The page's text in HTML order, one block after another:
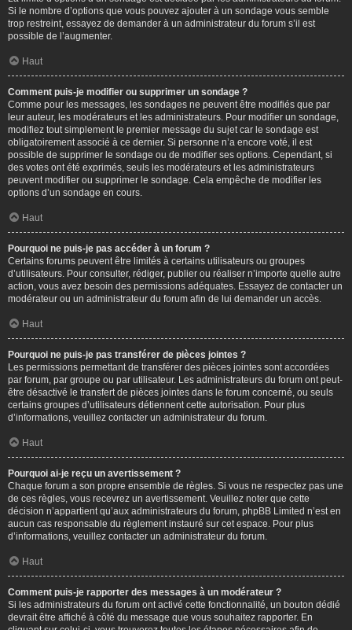
Si le nombre d’options que vous pouvez ajouter à un sondage vous semble
trop restreint, essayez de demander à un administrateur du forum s’il est
possible de l’augmenter.
Haut
Comment puis-je modifier ou supprimer un sondage ?
Comme pour les messages, les sondages ne peuvent être modifiés que par
leur auteur, les modérateurs et les administrateurs. Pour modifier un sondage,
modifiez tout simplement le premier message du sujet car le sondage est
obligatoirement associé à ce dernier. Si personne n’a encore voté, il est
possible de supprimer le sondage ou de modifier ses options. Cependant, si
des votes ont été exprimés, seuls les modérateurs et les administrateurs
peuvent modifier ou supprimer le sondage. Cela empêche de modifier les
options d’un sondage en cours.
Haut
Pourquoi ne puis-je pas accéder à un forum ?
Certains forums peuvent être limités à certains utilisateurs ou groupes
d’utilisateurs. Pour consulter, rédiger, publier ou réaliser n’importe quelle autre
action, vous avez besoin des permissions adéquates. Essayez de contacter un
modérateur ou un administrateur du forum afin de lui demander un accès.
Haut
Pourquoi ne puis-je pas transférer de pièces jointes ?
Les permissions permettant de transférer des pièces jointes sont accordées
par forum, par groupe ou par utilisateur. Les administrateurs du forum ont peut-
être désactivé le transfert de pièces jointes dans le forum concerné, ou seuls
certains groupes d’utilisateurs détiennent cette autorisation. Pour plus
d’informations, veuillez contacter un administrateur du forum.
Haut
Pourquoi ai-je reçu un avertissement ?
Chaque forum a son propre ensemble de règles. Si vous ne respectez pas une
de ces règles, vous recevrez un avertissement. Veuillez noter que cette
décision n’appartient qu’aux administrateurs du forum, phpBB Limited n’est en
aucun cas responsable du règlement instauré sur cet espace. Pour plus
d’informations, veuillez contacter un administrateur du forum.
Haut
Comment puis-je rapporter des messages à un modérateur ?
Si les administrateurs du forum ont activé cette fonctionnalité, un bouton dédié
devrait être affiché à côté du message que vous souhaitez rapporter. En